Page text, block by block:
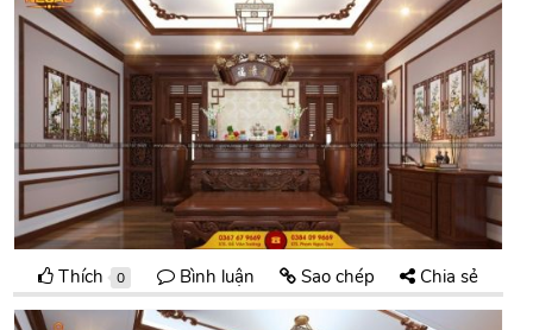
Thích 0 Bình luận Sao chép Chia sẻ